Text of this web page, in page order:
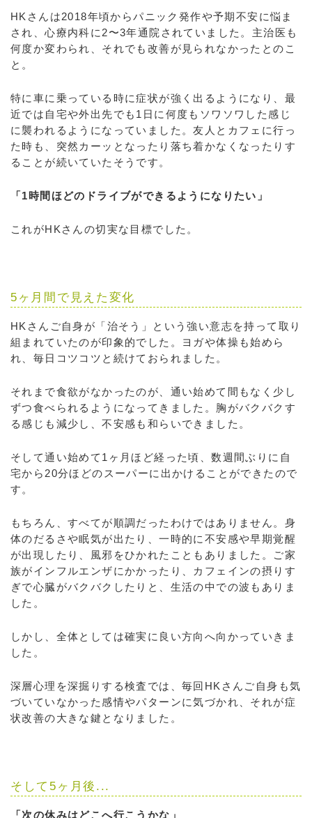
HKさんは2018年頃からパニック発作や予期不安に悩ま
され、心療内科に2〜3年通院されていました。主治医も
何度か変わられ、それでも改善が見られなかったとのこ
と。
特に車に乗っている時に症状が強く出るようになり、最
近では自宅や外出先でも1日に何度もソワソワした感じ
に襲われるようになっていました。友人とカフェに行っ
た時も、突然カーッとなったり落ち着かなくなったりす
ることが続いていたそうです。
「1時間ほどのドライブができるようになりたい」
これがHKさんの切実な目標でした。
5ヶ月間で見えた変化
HKさんご自身が「治そう」という強い意志を持って取り
組まれていたのが印象的でした。ヨガや体操も始めら
れ、毎日コツコツと続けておられました。
それまで食欲がなかったのが、通い始めて間もなく少し
ずつ食べられるようになってきました。胸がバクバクす
る感じも減少し、不安感も和らいできました。
そして通い始めて1ヶ月ほど経った頃、数週間ぶりに自
宅から20分ほどのスーパーに出かけることができたので
す。
もちろん、すべてが順調だったわけではありません。身
体のだるさや眠気が出たり、一時的に不安感や早期覚醒
が出現したり、風邪をひかれたこともありました。ご家
族がインフルエンザにかかったり、カフェインの摂りす
ぎで心臓がバクバクしたりと、生活の中での波もありま
した。
しかし、全体としては確実に良い方向へ向かっていきま
した。
深層心理を深掘りする検査では、毎回HKさんご自身も気
づいていなかった感情やパターンに気づかれ、それが症
状改善の大きな鍵となりました。
そして5ヶ月後...
「次の休みはどこへ行こうかな」